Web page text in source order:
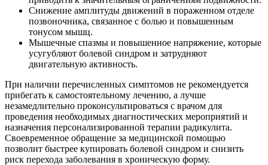
Снижение амплитуды движений в пораженном отделе
позвоночника, связанное с болью и повышенным
тонусом мышц.
Мышечные спазмы и повышенное напряжение, которые
усугубляют болевой синдром и затрудняют
двигательную активность.
При наличии перечисленных симптомов не рекомендуется
прибегать к самостоятельному лечению, а лучше
незамедлительно проконсультироваться с врачом для
проведения необходимых диагностических мероприятий и
назначения персонализированной терапии радикулита.
Своевременное обращение за медицинской помощью
позволит быстрее купировать болевой синдром и снизить
риск перехода заболевания в хроническую форму.